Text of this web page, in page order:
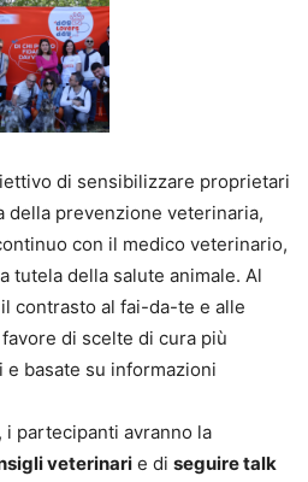
di sensibilizzare proprietari
della prevenzione veterinaria,
con il medico veterinario,
tutela della salute animale. Al
contrasto al fai-da-te e alle
di scelte di cura più
basate su informazioni
i partecipanti avranno la
veterinari e di seguire talk